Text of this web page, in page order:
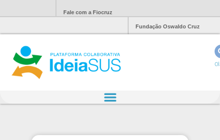
Fale com a Fiocruz
Fundação Oswaldo Cruz